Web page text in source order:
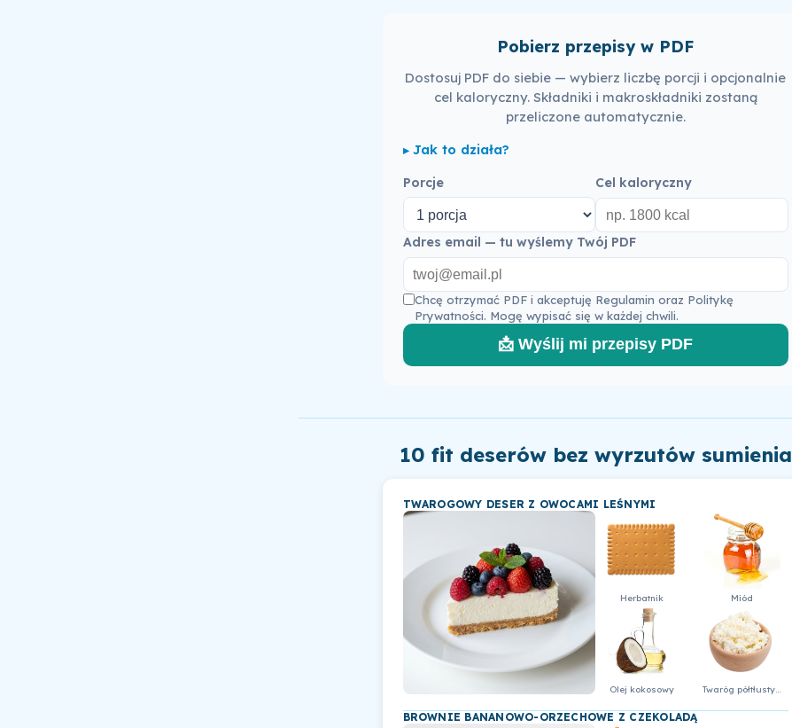
Pobierz przepisy w PDF
Dostosuj PDF do siebie — wybierz liczbę porcji i opcjonalnie
cel kaloryczny. Składniki i makroskładniki zostaną
przeliczone automatycznie.
Jak to działa?
Porcje Cel kaloryczny
Adres email — tu wyślemy Twój PDF
Chcę otrzymać PDF i akceptuję Regulamin oraz Politykę
Prywatności. Mogę wypisać się w każdej chwili.
📩 Wyślij mi przepisy PDF
10 fit deserów bez wyrzutów sumienia
TWAROGOWY DESER Z OWOCAMI LEŚNYMI
Herbatnik Miód
Olej kokosowy
BROWNIE BANANOWO-ORZECHOWE Z CZEKOLADĄ